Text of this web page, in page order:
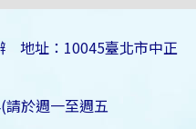
地址：10045臺北市中正
於週一至週五